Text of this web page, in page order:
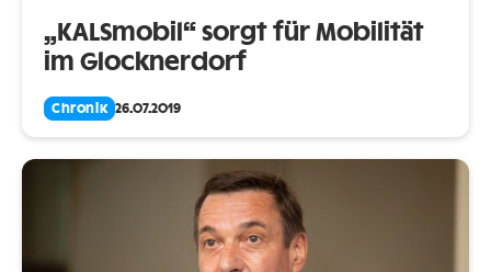
„KALSmobil“ sorgt für Mobilität
im Glocknerdorf
Chronik 26.07.2019